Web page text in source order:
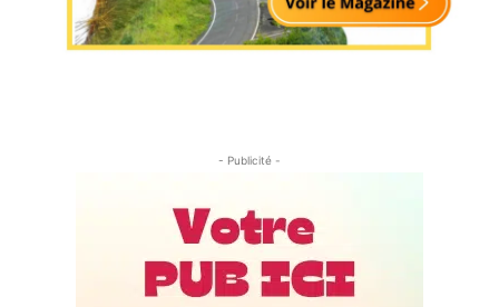
- Publicité -